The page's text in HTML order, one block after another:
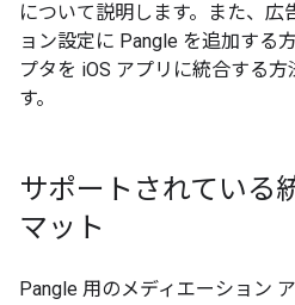
について説明します。また、広
ョン設定に Pangle を追加する
プタを iOS アプリに統合する
す。
サポートされている
マット
Pangle 用のメディエーション